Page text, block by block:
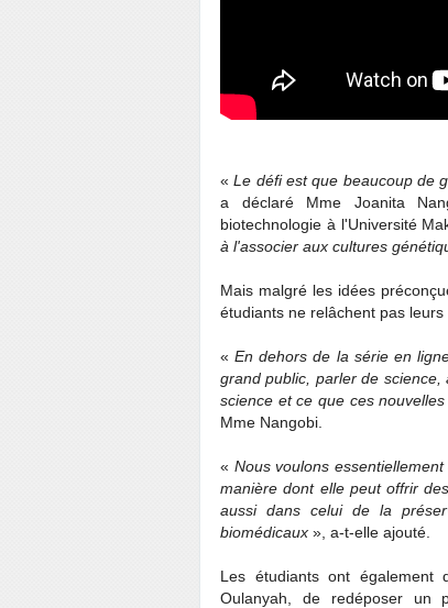
«Le défi est que beaucoup de
a déclaré Mme Joanita
biotechnologie à l'Université
à l'associer aux cultures
Mais malgré les idées
étudiants ne relâchent pas leurs
«En dehors de la série en
grand public, parler de
science et ce que ces
Mme Nangobi.
« Nous voulons
manière dont elle peut offrir
aussi dans celui de la
biomédicaux », a-t-elle ajouté.
Les étudiants ont également
Oulanyah, de redéposer un